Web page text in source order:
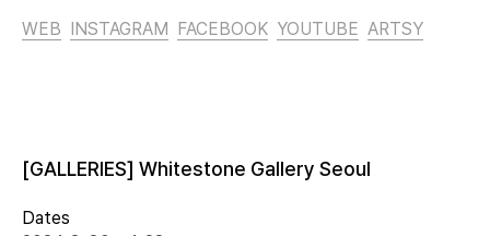
WEB INSTAGRAM FACEBOOK YOUTUBE ARTSY
[GALLERIES] Whitestone Gallery Seoul
Dates